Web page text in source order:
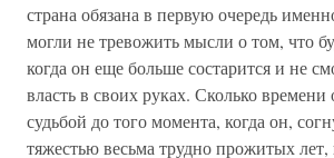
страна обязана в первую очередь
могли не тревожить мысли о том, что
когда он еще больше состарится и не
власть в своих руках. Сколько времени
судьбой до того момента, когда он,
тяжестью весьма трудно прожитых лет,